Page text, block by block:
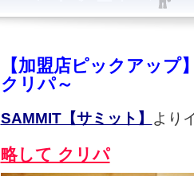
【加盟店ピックアップ
クリパ～
SAMMIT【サミット】 より
略して クリパ